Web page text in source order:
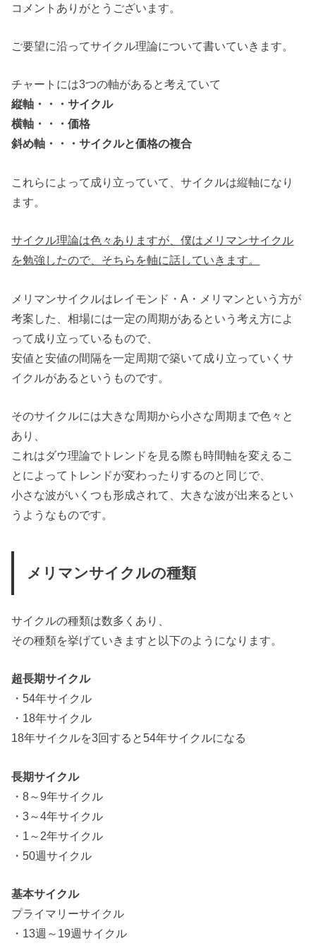
コメントありがとうございます。
ご要望に沿ってサイクル理論について書いていきます。
チャートには3つの軸があると考えていて
縦軸・・・サイクル
横軸・・・価格
斜め軸・・・サイクルと価格の複合
これらによって成り立っていて、サイクルは縦軸になり
ます。
サイクル理論は色々ありますが、僕はメリマンサイクル
を勉強したので、そちらを軸に話していきます。
メリマンサイクルはレイモンド・A・メリマンという方が
考案した、相場には一定の周期があるという考え方によ
って成り立っているもので、
安値と安値の間隔を一定周期で築いて成り立っていくサ
イクルがあるというものです。
そのサイクルには大きな周期から小さな周期まで色々と
あり、
これはダウ理論でトレンドを見る際も時間軸を変えるこ
とによってトレンドが変わったりするのと同じで、
小さな波がいくつも形成されて、大きな波が出来るとい
うようなものです。
メリマンサイクルの種類
サイクルの種類は数多くあり、
その種類を挙げていきますと以下のようになります。
超長期サイクル
・54年サイクル
・18年サイクル
18年サイクルを3回すると54年サイクルになる
長期サイクル
・8～9年サイクル
・3～4年サイクル
・1～2年サイクル
・50週サイクル
基本サイクル
プライマリーサイクル
・13週～19週サイクル